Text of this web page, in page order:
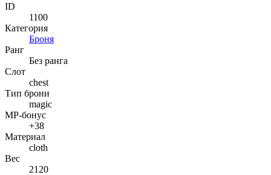
ID
1100
Категория
Броня
Ранг
Без ранга
Слот
chest
Тип брони
magic
MP-бонус
+38
Материал
cloth
Вес
2120